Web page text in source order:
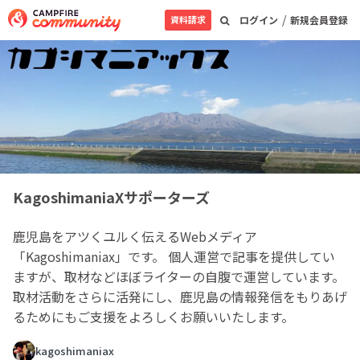
ログイン / 新規会員登録
資料請求
KagoshimaniaXサポーターズ
鹿児島をアツくユルく伝えるWebメディア
「Kagoshimaniax」です。 個人運営で記事を提供してい
ますが、取材などほぼライターの自腹で運営しています。
取材活動をさらに活発にし、鹿児島の情報発信をもりあげ
るためにもご支援をよろしくお願いいたします。
kagoshimaniax